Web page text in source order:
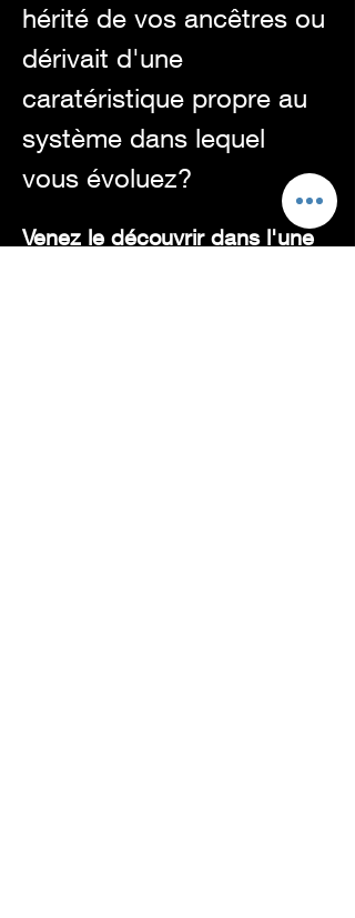
hérité de vos ancêtres ou
dérivait d'une
caratéristique propre au
système dans lequel
vous évoluez?
Venez le découvrir dans l'une